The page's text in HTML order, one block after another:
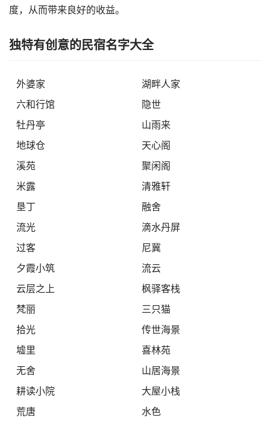
度，从而带来良好的收益。
独特有创意的民宿名字大全
外婆家
湖畔人家
六和行馆
隐世
牡丹亭
山雨来
地球仓
天心阁
溪苑
聚闲阁
米露
清雅轩
垦丁
融舍
流光
滴水丹屏
过客
尼冀
夕霞小筑
流云
云层之上
枫驿客栈
梵丽
三只猫
拾光
传世海景
墟里
喜林苑
无舍
山居海景
耕读小院
大屋小栈
荒唐
水色